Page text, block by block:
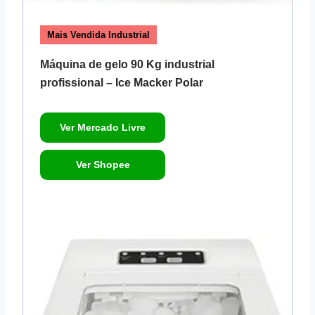
Mais Vendida Industrial
Máquina de gelo 90 Kg industrial
profissional – Ice Macker Polar
Ver Mercado Livre
Ver Shopee